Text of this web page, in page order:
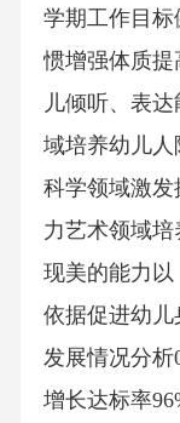
学期工作目标
惯增强体质
儿倾听、表
域培养幼儿
科学领域激
力艺术领域
现美的能力以
依据促进幼
发展情况分析
增长达标率